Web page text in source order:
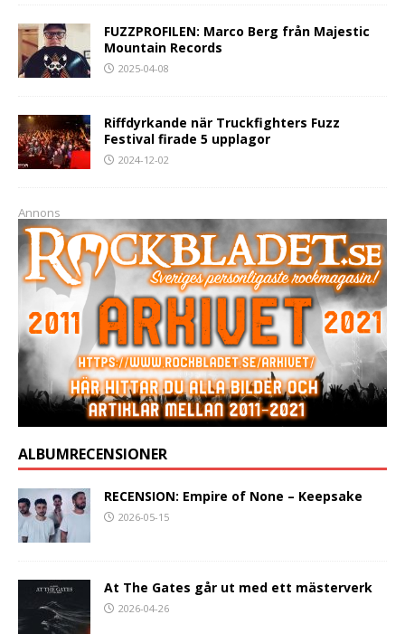
FUZZPROFILEN: Marco Berg från Majestic
Mountain Records
2025-04-08
Riffdyrkande när Truckfighters Fuzz
Festival firade 5 upplagor
2024-12-02
Annons
ALBUMRECENSIONER
RECENSION: Empire of None – Keepsake
2026-05-15
At The Gates går ut med ett mästerverk
2026-04-26